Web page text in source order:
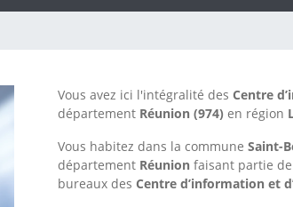
Vous avez ici l'intégralité des Centre
départementRéunion (974) en région
Vous habitez dans la commune Saint-
département Réunion faisant partie
bureaux des Centre d’information et